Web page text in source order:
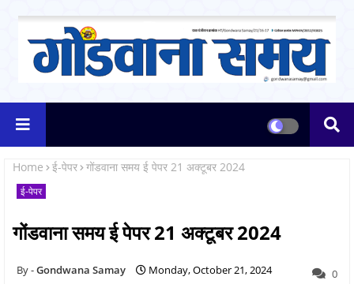
Home ई-पेपर गोंडवाना समय ई पेपर 21 अक्टूबर 2024
ई-पेपर
गोंडवाना समय ई पेपर 21 अक्टूबर 2024
Gondwana Samay Monday, October 21, 2024 0